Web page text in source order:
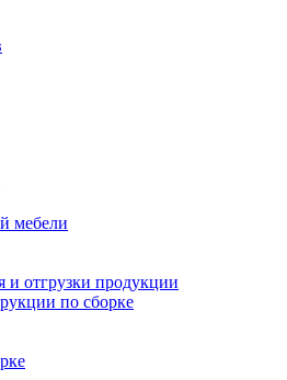
мебели
и отгрузки продукции
по сборке